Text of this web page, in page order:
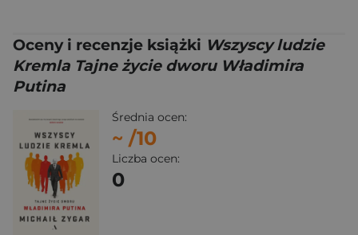
Oceny i recenzje książki Wszyscy ludzie
Kremla Tajne życie dworu Władimira
Putina
Średnia ocen:
~ /10
Liczba ocen:
0